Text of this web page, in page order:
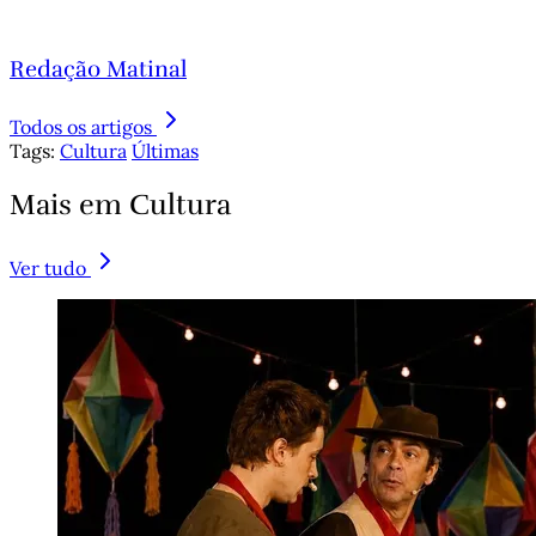
Redação Matinal
Todos os artigos
Tags: Cultura Últimas
Mais em Cultura
Ver tudo